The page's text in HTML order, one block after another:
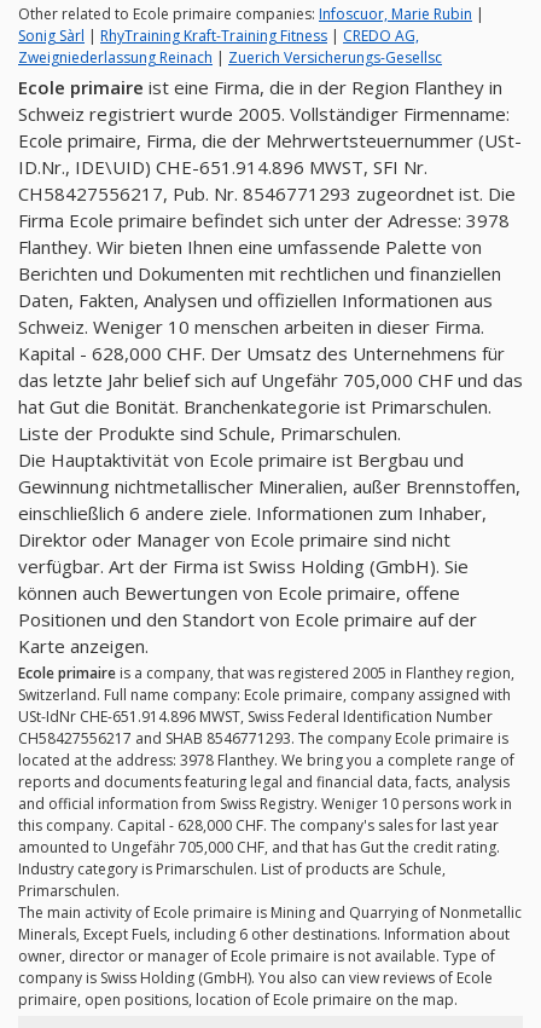
Other related to Ecole primaire companies: Infoscuor, Marie Rubin |
Sonig Sàrl | RhyTraining Kraft-Training Fitness | CREDO AG,
Zweigniederlassung Reinach | Zuerich Versicherungs-Gesellsc
Ecole primaire ist eine Firma, die in der Region Flanthey in
Schweiz registriert wurde 2005. Vollständiger Firmenname:
Ecole primaire, Firma, die der Mehrwertsteuernummer (USt-
ID.Nr., IDE\UID) CHE-651.914.896 MWST, SFI Nr.
CH58427556217, Pub. Nr. 8546771293 zugeordnet ist. Die
Firma Ecole primaire befindet sich unter der Adresse: 3978
Flanthey. Wir bieten Ihnen eine umfassende Palette von
Berichten und Dokumenten mit rechtlichen und finanziellen
Daten, Fakten, Analysen und offiziellen Informationen aus
Schweiz. Weniger 10 menschen arbeiten in dieser Firma.
Kapital - 628,000 CHF. Der Umsatz des Unternehmens für
das letzte Jahr belief sich auf Ungefähr 705,000 CHF und das
hat Gut die Bonität. Branchenkategorie ist Primarschulen.
Liste der Produkte sind Schule, Primarschulen.
Die Hauptaktivität von Ecole primaire ist Bergbau und
Gewinnung nichtmetallischer Mineralien, außer Brennstoffen,
einschließlich 6 andere ziele. Informationen zum Inhaber,
Direktor oder Manager von Ecole primaire sind nicht
verfügbar. Art der Firma ist Swiss Holding (GmbH). Sie
können auch Bewertungen von Ecole primaire, offene
Positionen und den Standort von Ecole primaire auf der
Karte anzeigen.
Ecole primaire is a company, that was registered 2005 in Flanthey region,
Switzerland. Full name company: Ecole primaire, company assigned with
USt-IdNr CHE-651.914.896 MWST, Swiss Federal Identification Number
CH58427556217 and SHAB 8546771293. The company Ecole primaire is
located at the address: 3978 Flanthey. We bring you a complete range of
reports and documents featuring legal and financial data, facts, analysis
and official information from Swiss Registry. Weniger 10 persons work in
this company. Capital - 628,000 CHF. The company's sales for last year
amounted to Ungefähr 705,000 CHF, and that has Gut the credit rating.
Industry category is Primarschulen. List of products are Schule,
Primarschulen.
The main activity of Ecole primaire is Mining and Quarrying of Nonmetallic
Minerals, Except Fuels, including 6 other destinations. Information about
owner, director or manager of Ecole primaire is not available. Type of
company is Swiss Holding (GmbH). You also can view reviews of Ecole
primaire, open positions, location of Ecole primaire on the map.